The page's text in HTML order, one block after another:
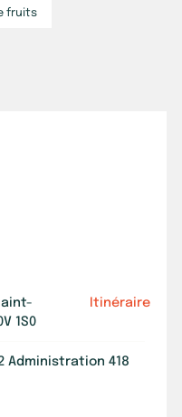
fruits
1S0
Itinéraire
Administration 418